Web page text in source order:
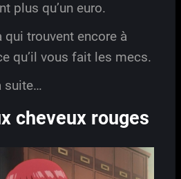
plus qu’un euro.
qui trouvent encore à
qu’il vous fait les mecs.
suite…
cheveux rouges